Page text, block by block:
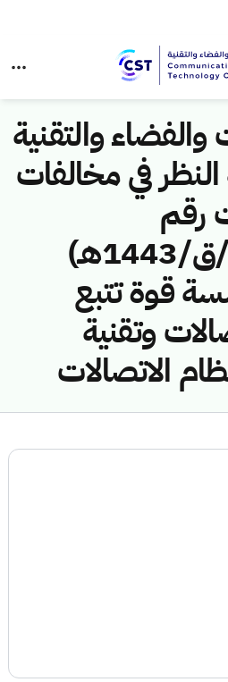
والفضاء والتقنية
النظر في مخالفات
رقم
(42748721/ق/1443هـ)
قوة تتبع
وتقنية
الاتصالات